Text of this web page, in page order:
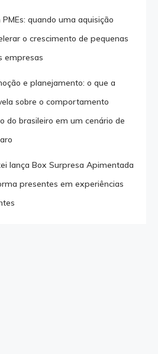
quando uma aquisição
o crescimento de pequenas
empresas
e planejamento: o que a
sobre o comportamento
do brasileiro em um cenário de
lança Box Surpresa Apimentada
presentes em experiências